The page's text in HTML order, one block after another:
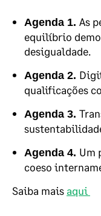
Agenda 1. As
equilíbrio
desigualdade.
Agenda 2.
qualificações
Agenda 3.
Agenda 4. Um
coeso
Saiba mais aqui